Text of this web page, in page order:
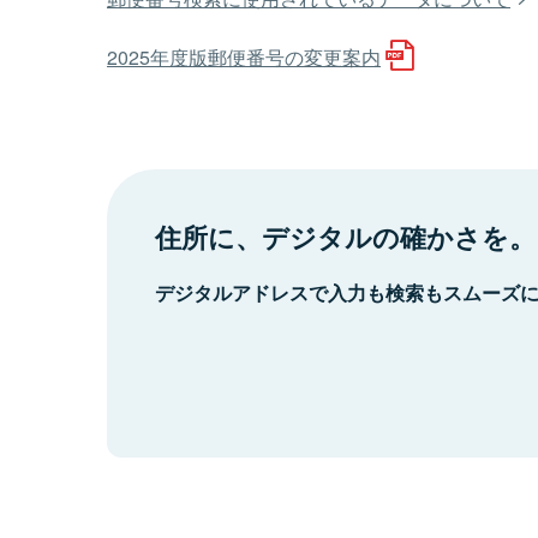
2025年度版郵便番号の変更案内
住所に、デジタルの確かさを。
デジタルアドレスで入力も検索もスムーズ